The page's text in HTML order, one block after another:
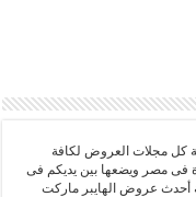
مجلات العروض لكافة
فى مصر ويضعها بين يديكم فى
عروض الهايبر ماركت